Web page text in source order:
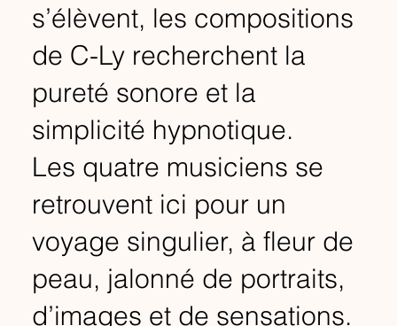
s’élèvent, les compositions
de C-Ly recherchent la
pureté sonore et la
simplicité hypnotique.
Les quatre musiciens se
retrouvent ici pour un
voyage singulier, à fleur de
peau, jalonné de portraits,
d’images et de sensations.